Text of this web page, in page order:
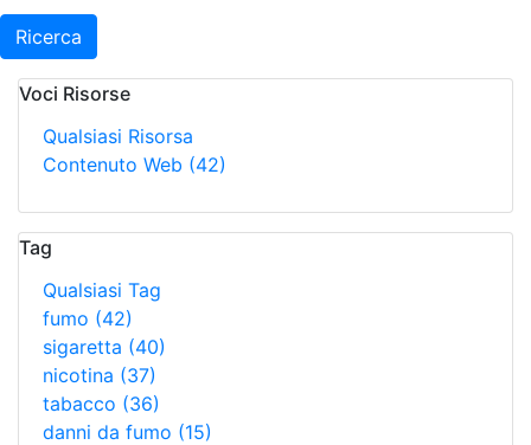
Ricerca
Voci Risorse
Qualsiasi Risorsa
Contenuto Web (42)
Tag
Qualsiasi Tag
fumo (42)
sigaretta (40)
nicotina (37)
tabacco (36)
danni da fumo (15)